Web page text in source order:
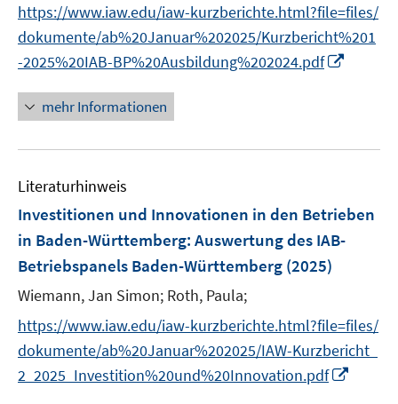
e
n
ö
f
f
e
n
https://www.iaw.edu/iaw-kurzberichte.html?file=files/
dokumente/ab%20Januar%202025/Kurzbericht%201
-2025%20IAB-BP%20Ausbildung%202024.pdf
u
F
e
r
ö
f
mehr Informationen
Literaturhinweis
Investitionen und Innovationen in den Betrieben
in Baden-Württemberg: Auswertung des IAB-
Betriebspanels Baden-Württemberg (2025)
Wiemann, Jan Simon; Roth, Paula;
https://www.iaw.edu/iaw-kurzberichte.html?file=files/
dokumente/ab%20Januar%202025/IAW-Kurzbericht_
2_2025_Investition%20und%20Innovation.pdf